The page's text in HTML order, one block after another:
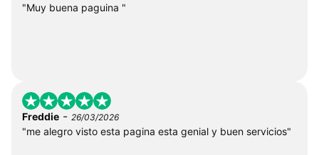
"Muy buena paguina "
Freddie - 26/03/2026
"me alegro visto esta pagina esta genial y buen servicios"